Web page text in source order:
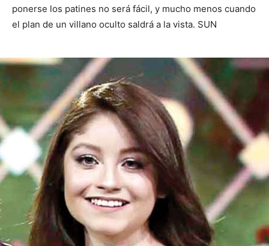
ponerse los patines no será fácil, y mucho menos cuando
el plan de un villano oculto saldrá a la vista. SUN